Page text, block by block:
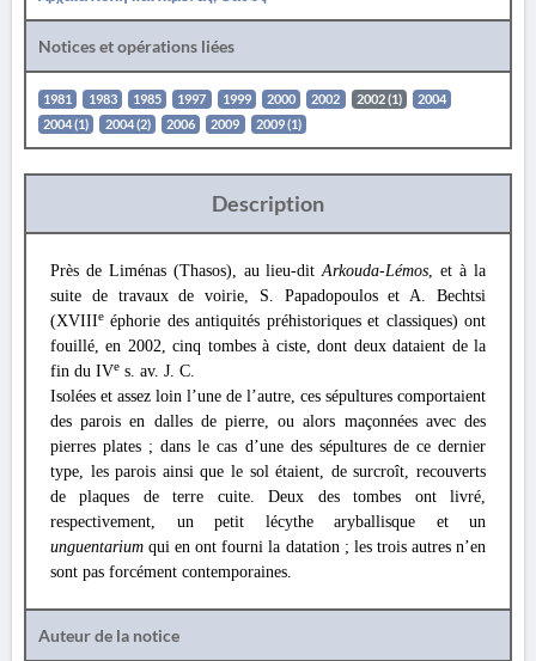
Notices et opérations liées
1981 1983 1985 1997 1999 2000 2002 2002 (1)
2004
2004 (1)
2004 (2) 2006 2009 2009 (1)
Description
Près de Liménas (Thasos), au lieu-ditArkouda-Lémos, et à la
suite de travaux de voirie, S. Papadopoulos et A. Bechtsi
(XVIIIe éphorie des antiquités préhistoriques et classiques) ont
fouillé, en 2002, cinq tombes à ciste, dont deux dataient de la
fin du IVe s. av. J. C.
Isolées et assez loin l’une de l’autre, ces sépultures comportaient
des parois en dalles de pierre, ou alors maçonnées avec des
pierres plates ; dans le cas d’une des sépultures de ce dernier
type, les parois ainsi que le sol étaient, de surcroît, recouverts
de plaques de terre cuite. Deux des tombes ont livré,
respectivement, un petit lécythe aryballisque et un
unguentarium qui en ont fourni la datation ; les trois autres n’en
sont pas forcément contemporaines.
Auteur de la notice